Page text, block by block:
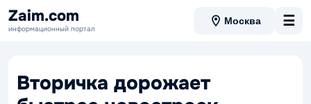
Zaim.com
информационный портал
Москва ☰
Вторичка дорожает